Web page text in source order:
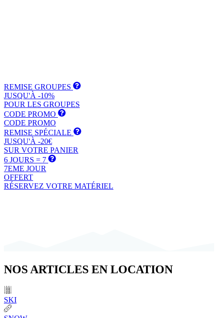
REMISE GROUPES
JUSQU'À -10%
POUR LES GROUPES
CODE PROMO
CODE PROMO
REMISE SPÉCIALE
JUSQU'À -20€
SUR VOTRE PANIER
6 JOURS = 7
7EME JOUR
OFFERT
RÉSERVEZ VOTRE MATÉRIEL
NOSARTICLES EN LOCATION
SKI